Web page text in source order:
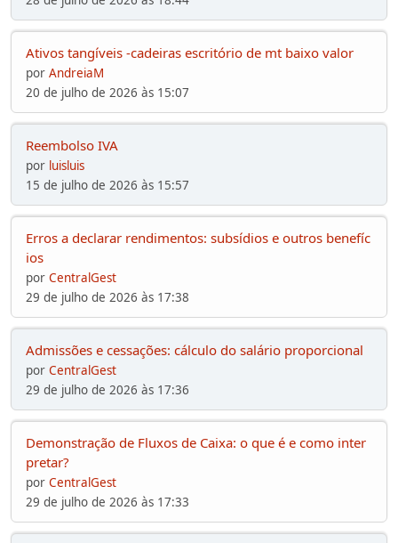
Ativos tangíveis -cadeiras escritório de mt baixo valor
por AndreiaM
20 de julho de 2026 às 15:07
Reembolso IVA
por luisluis
15 de julho de 2026 às 15:57
Erros a declarar rendimentos: subsídios e outros benefíc
ios
por CentralGest
29 de julho de 2026 às 17:38
Admissões e cessações: cálculo do salário proporcional
por CentralGest
29 de julho de 2026 às 17:36
Demonstração de Fluxos de Caixa: o que é e como inter
pretar?
por CentralGest
29 de julho de 2026 às 17:33